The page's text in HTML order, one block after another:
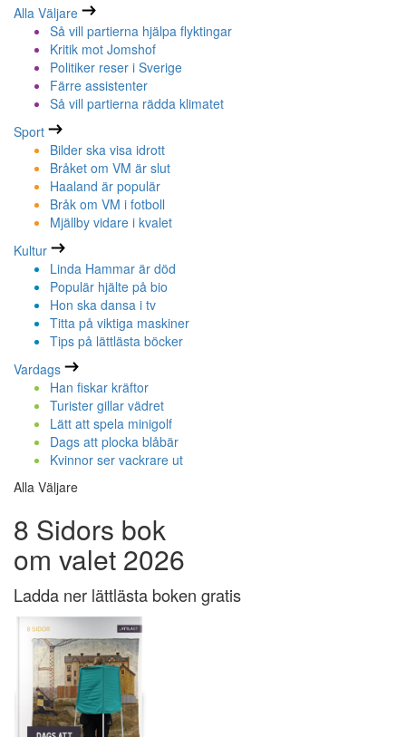
Alla Väljare
Så vill partierna hjälpa flyktingar
Kritik mot Jomshof
Politiker reser i Sverige
Färre assistenter
Så vill partierna rädda klimatet
Sport
Bilder ska visa idrott
Bråket om VM är slut
Haaland är populär
Bråk om VM i fotboll
Mjällby vidare i kvalet
Kultur
Linda Hammar är död
Populär hjälte på bio
Hon ska dansa i tv
Titta på viktiga maskiner
Tips på lättlästa böcker
Vardags
Han fiskar kräftor
Turister gillar vädret
Lätt att spela minigolf
Dags att plocka blåbär
Kvinnor ser vackrare ut
Alla Väljare
8 Sidors bok
om valet 2026
Ladda ner lättlästa boken gratis